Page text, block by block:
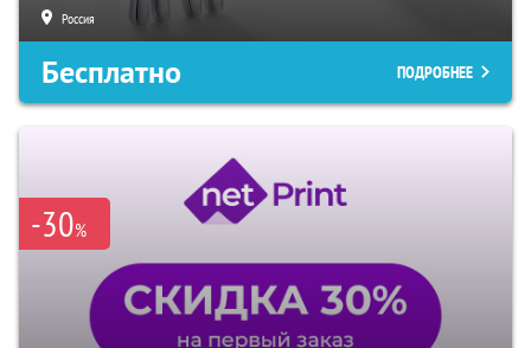
Россия
Бесплатно ПОДРОБНЕЕ
-30%